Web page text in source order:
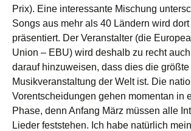
Prix). Eine interessante Mischung
Songs aus mehr als 40 Ländern wird
präsentiert. Der Veranstalter (die
Union – EBU) wird deshalb zu recht
darauf hinzuweisen, dass dies die größte
Musikveranstaltung der Welt ist. Die
Vorentscheidungen gehen momentan in
Phase, denn Anfang März müssen alle
Lieder feststehen. Ich habe natürlich